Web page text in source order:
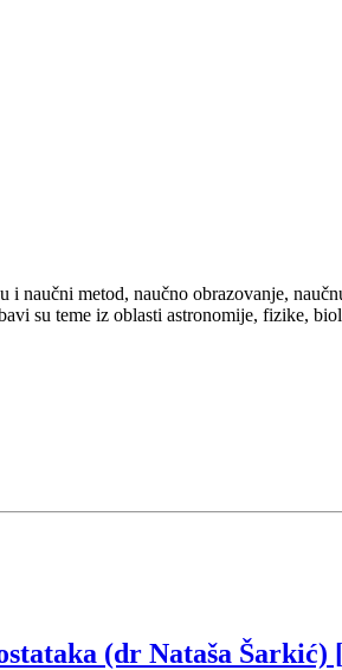
naučni metod, naučno obrazovanje,
su teme iz oblasti astronomije, fizike,
(dr Nataša Šarkić)